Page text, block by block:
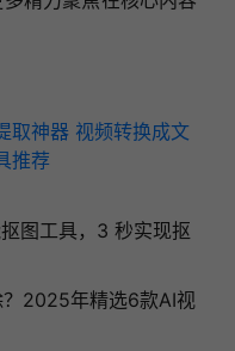
取神器 视频转换成文
推荐
图工具，3 秒实现抠
2025年精选6款AI视